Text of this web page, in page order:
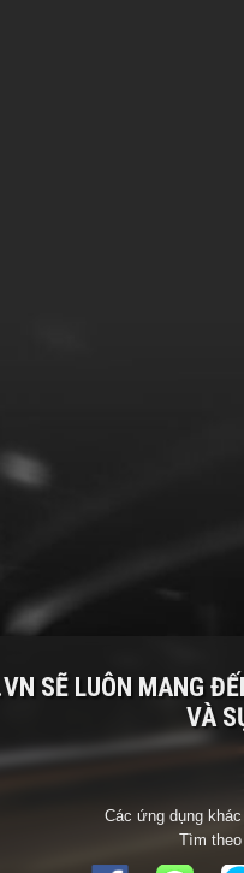
SẼ LUÔN MANG
VÀ
Các ứng dụng
Tìm